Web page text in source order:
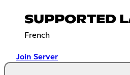
SUPPORTED
French
Join Server